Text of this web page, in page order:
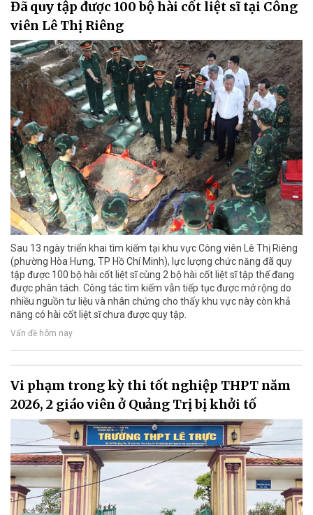
Đã quy tập được 100 bộ hài cốt liệt sĩ tại Công
viên Lê Thị Riêng
Sau 13 ngày triển khai tìm kiếm tại khu vực Công viên Lê Thị Riêng
(phường Hòa Hưng, TP Hồ Chí Minh), lực lượng chức năng đã quy
tập được 100 bộ hài cốt liệt sĩ cùng 2 bộ hài cốt liệt sĩ tập thể đang
được phân tách. Công tác tìm kiếm vẫn tiếp tục được mở rộng do
nhiều nguồn tư liệu và nhân chứng cho thấy khu vực này còn khả
năng có hài cốt liệt sĩ chưa được quy tập.
Vấn đề hôm nay
Vi phạm trong kỳ thi tốt nghiệp THPT năm
2026, 2 giáo viên ở Quảng Trị bị khởi tố